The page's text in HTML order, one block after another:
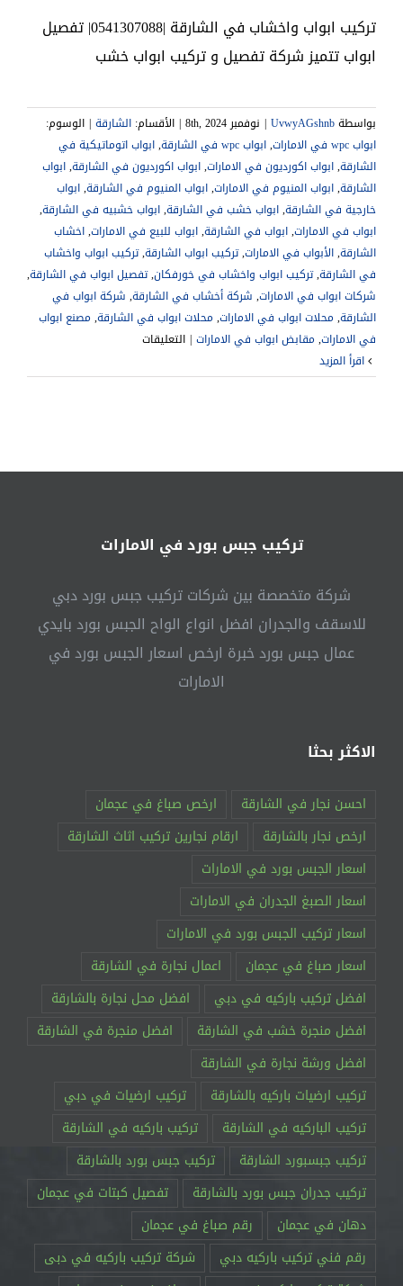
تركيب ابواب واخشاب في الشارقة |0541307088| تفصيل
ابواب تتميز شركة تفصيل و تركيب ابواب خشب
بواسطةUvwyAGshnb
| نوفمبر 8th, 2024 | الأقسام: الشارقة | الوسوم:
ابواب wpc في الامارات
,ابواب wpc في الشارقة ,ابواب اتوماتيكية في
الشارقة,ابواب اكورديون في الامارات,ابواب اكورديون في الشارقة,ابواب
الشارقة,ابواب المنيوم في الامارات,ابواب المنيوم في الشارقة,ابواب
خارجية في الشارقة,ابواب خشب في الشارقة,ابواب خشبيه في الشارقة,
ابواب في الامارات,ابواب في الشارقة,ابواب للبيع في الامارات,اخشاب
الشارقة,الأبواب في الامارات,تركيب ابواب الشارقة,تركيب ابواب واخشاب
في الشارقة,تركيب ابواب واخشاب في خورفكان,تفصيل ابواب في الشارقة,
شركات ابواب في الامارات, شركة أخشاب في الشارقة, شركة ابواب في
الشارقة, محلات ابواب في الامارات, محلات ابواب في الشارقة, مصنع ابواب
في الامارات, مقابض ابواب في الامارات | التعليقاتعلى
ابواب
|0541307088|
تركيب جبس بورد في الامارات
شركة متخصصة بين شركات تركيب جبس بورد دبي
للاسقف والجدران افضل انواع الواح الجبس بورد بايدي
عمال جبس بورد خبرة ارخص اسعار الجبس بورد في
الامارات
الاكثر بحثا
احسن نجار في الشارقة
ارخص صباغ في عجمان
ارخص نجار بالشارقة
ارقام نجارين تركيب اثاث الشارقة
اسعار الجبس بورد في الامارات
اسعار الصبغ الجدران في الامارات
اسعار تركيب الجبس بورد في الامارات
اسعار صباغ في عجمان
اعمال نجارة في الشارقة
افضل تركيب باركيه في دبي
افضل محل نجارة بالشارقة
افضل منجرة خشب في الشارقة
افضل منجرة في الشارقة
افضل ورشة نجارة في الشارقة
تركيب ارضيات باركيه بالشارقة
تركيب ارضيات في دبي
تركيب الباركيه في الشارقة
تركيب باركيه في الشارقة
تركيب جبسبورد الشارقة
تركيب جبس بورد بالشارقة
تركيب جدران جبس بورد بالشارقة
تفصيل كبتات في عجمان
دهان في عجمان
رقم صباغ في عجمان
رقم فني تركيب باركيه دبي
شركة تركيب باركيه في دبى